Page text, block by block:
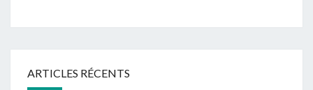
ARTICLES RÉCENTS